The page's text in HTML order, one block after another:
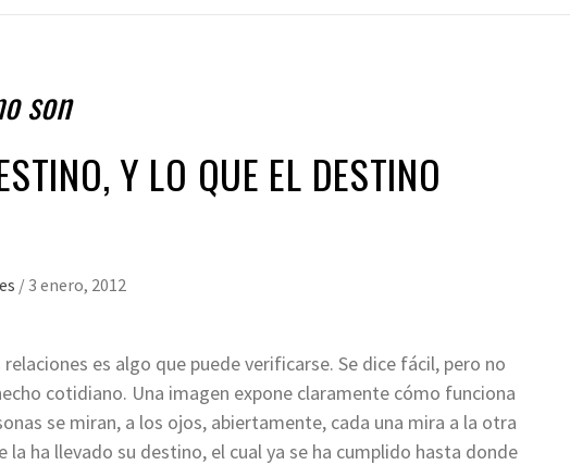
son
Y LO QUE EL DESTINO
/ 3 enero, 2012
es algo que puede verificarse. Se dice fácil, pero no
cotidiano. Una imagen expone claramente cómo funciona
se miran, a los ojos, abiertamente, cada una mira a la otra
la ha llevado su destino, el cual ya se ha cumplido hasta donde